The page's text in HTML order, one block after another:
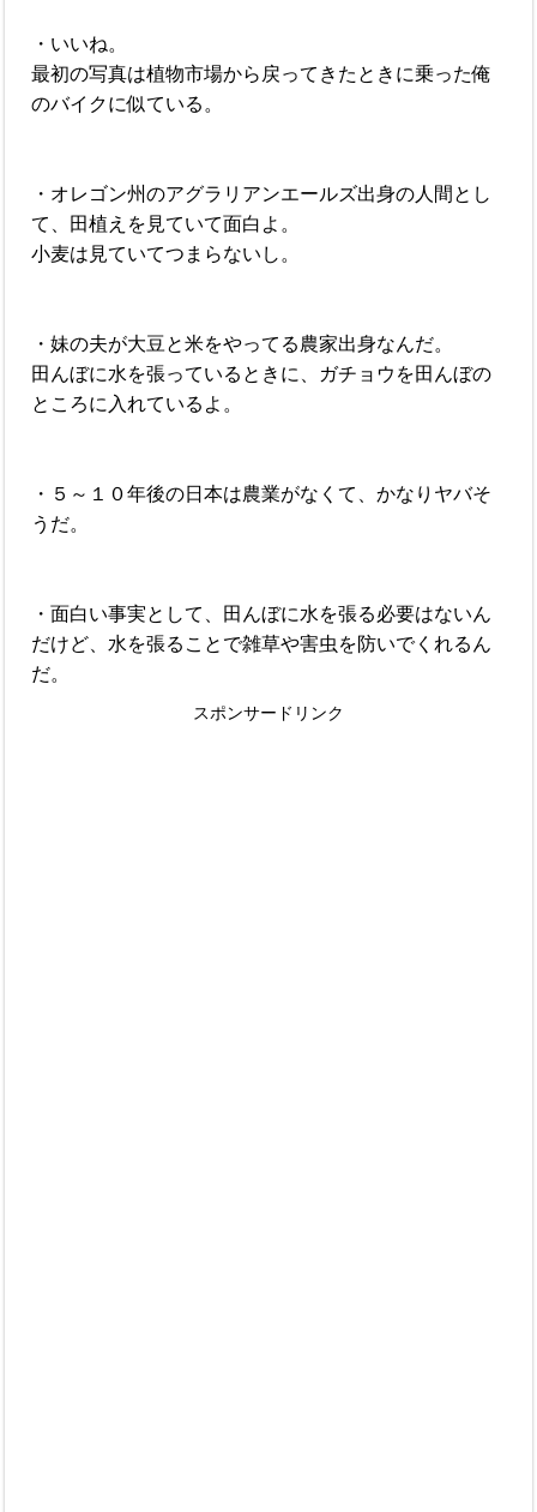
・いいね。
最初の写真は植物市場から戻ってきたときに乗った俺
のバイクに似ている。
・オレゴン州のアグラリアンエールズ出身の人間とし
て、田植えを見ていて面白よ。
小麦は見ていてつまらないし。
・妹の夫が大豆と米をやってる農家出身なんだ。
田んぼに水を張っているときに、ガチョウを田んぼの
ところに入れているよ。
・５～１０年後の日本は農業がなくて、かなりヤバそ
うだ。
・面白い事実として、田んぼに水を張る必要はないん
だけど、水を張ることで雑草や害虫を防いでくれるん
だ。
スポンサードリンク